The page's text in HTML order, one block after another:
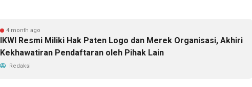
4 month ago
IKWI Resmi Miliki Hak Paten Logo dan Merek Organisasi, Akhiri
Kekhawatiran Pendaftaran oleh Pihak Lain
Redaksi